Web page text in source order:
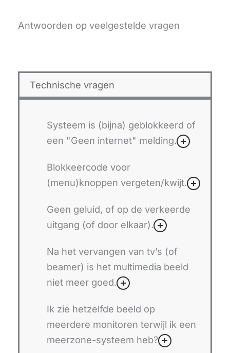
Antwoorden op veelgestelde vragen
Technische vragen
Systeem is (bijna) geblokkeerd of
een "Geen internet" melding.
Blokkeercode voor
(menu)knoppen vergeten/kwijt.
Geen geluid, of op de verkeerde
uitgang (of door elkaar).
Na het vervangen van tv’s (of
beamer) is het multimedia beeld
niet meer goed.
Ik zie hetzelfde beeld op
meerdere monitoren terwijl ik een
meerzone-systeem heb?